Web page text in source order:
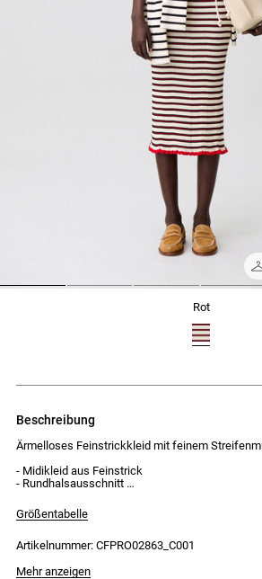
rot
beschreibung
Ärmelloses Feinstrickkleid mit feinem
- Midikleid aus Feinstrick
- Rundhalsausschnitt
- Feines Streifenmuster
- Kontrastierende Volants an den
- Kontrastierende Claudie-Stickerei auf der Brust
Größentabelle
Artikelnummer: CFPRO02863_C001
Mehr anzeigen